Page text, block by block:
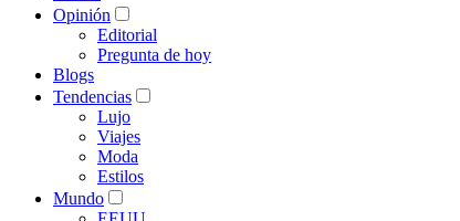
Opinión
Editorial
Pregunta de hoy
Blogs
Tendencias
Lujo
Viajes
Moda
Estilos
Mundo